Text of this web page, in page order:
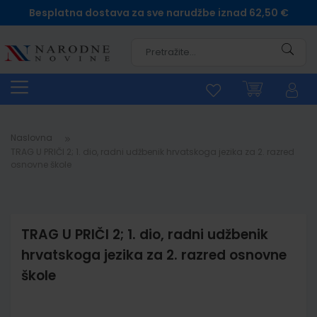
Besplatna dostava za sve narudžbe iznad 62,50 €
Naslovna
TRAG U PRIČI 2; 1. dio, radni udžbenik
hrvatskoga jezika za 2. razred osnovne
škole